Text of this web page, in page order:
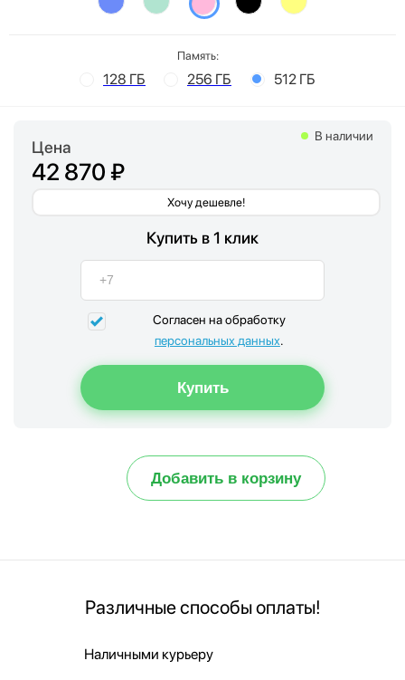
Память:
128 ГБ 256 ГБ 512 ГБ
Цена
42 870 ₽
Хочу дешевле!
В наличии
Купить в 1 клик
Согласен на обработку
персональных данных.
Добавить в корзину
Различные способы оплаты!
Наличными курьеру